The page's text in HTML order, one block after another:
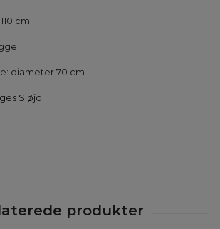
cm
diameter 70 cm
Sløjd